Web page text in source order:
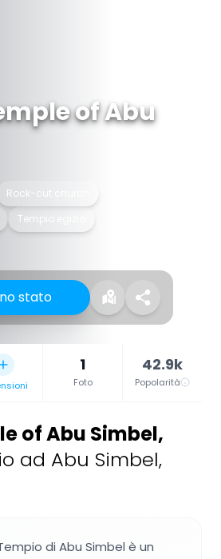
of Abu
Rock-cut church
Tempio egizio
stato
1
Foto
42.9k
Popolarità
of Abu Simbel,
ad Abu Simbel,
di Abu Simbel è un